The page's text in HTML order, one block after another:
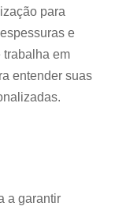
para
e
em
entender suas
a garantir